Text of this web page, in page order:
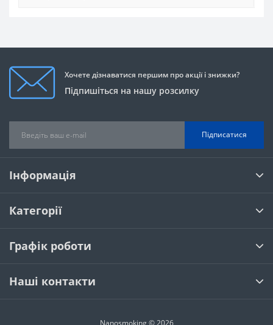
Хочете дізнаватися першим про акції і знижки?
Підпишіться на нашу розсилку
Підписатися
Інформація
Категорії
Графік роботи
Наші контакти
Nanosmoking © 2026